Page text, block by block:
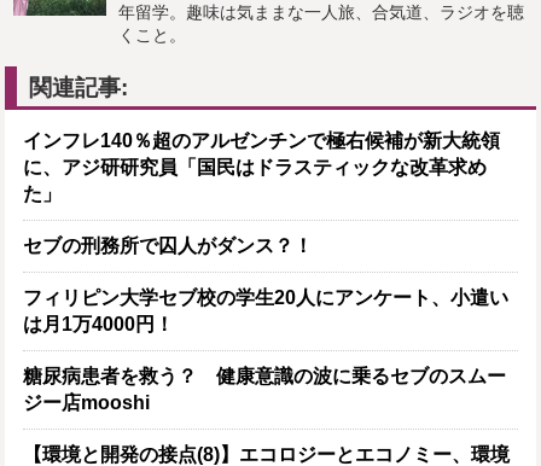
年留学。趣味は気ままな一人旅、合気道、ラジオを聴
くこと。
関連記事:
インフレ140％超のアルゼンチンで極右候補が新大統領
に、アジ研研究員「国民はドラスティックな改革求め
た」
セブの刑務所で囚人がダンス？！
フィリピン大学セブ校の学生20人にアンケート、小遣い
は月1万4000円！
糖尿病患者を救う？ 健康意識の波に乗るセブのスムー
ジー店mooshi
【環境と開発の接点(8)】エコロジーとエコノミー、環境